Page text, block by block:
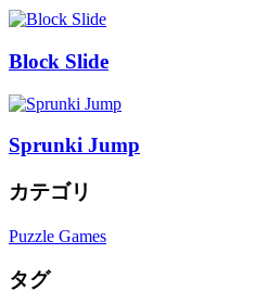
Block Slide
Sprunki Jump
カテゴリ
Puzzle Games
タグ